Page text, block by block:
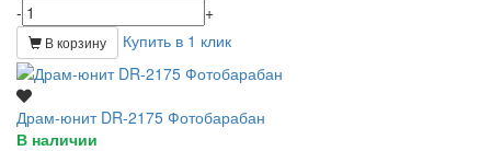
-
+
В корзину Купить в 1 клик
Драм-юнит DR-2175 Фотобарабан
В наличии